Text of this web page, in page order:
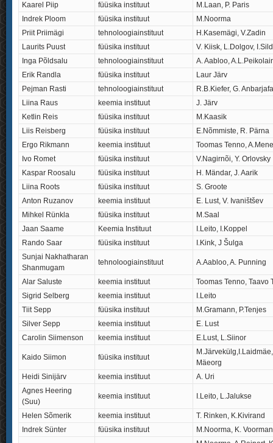
Kaarel Piip füüsika instituut
M.Laan, P. Paris
Indrek Ploom
füüsika instituut
M.Noorma
Priit Priimägi
tehnoloogiainstituut
H.Kasemägi, V.Zadin
Laurits Puust
füüsika instituut
V. Kiisk, L.Dolgov,
Inga Põldsalu
tehnoloogiainstituut
A. Aabloo,
Erik Randla
füüsika instituut
Laur Järv
Pejman Rasti
tehnoloogiainstituut
R.B.Kiefer, G.
Liina Raus
keemia instituut
J. Järv
Ketlin Reis
füüsika instituut
M.Kaasik
Liis Reisberg
füüsika instituut
E.Nõmmiste, R. Pärna
Ergo Rikmann
keemia instituut
Toomas Tenno,
Ivo Romet
füüsika instituut
V.Nagirnõi, Y. Orlovsky
Kaspar Roosalu
füüsika instituut
H. Mändar, J. Aarik
Liina Roots
füüsika instituut
S. Groote
Anton Ruzanov
keemia instituut
E. Lust, V. Ivaništšev
Mihkel Rünkla
füüsika instituut
M.Saal
Jaan Saame
Keemia Instituut
I.Leito, I.Koppel
Rando Saar
füüsika instituut
I.Kink, J Šulga
Sunjai Nakhatharan
Shanmugam
tehnoloogiainstituut A.Aabloo, A. Punning
Alar Saluste keemia instituut
Toomas Tenno, Taavo
Sigrid Selberg
keemia instituut
I.Leito
Tiit Sepp
füüsika instituut
M.Gramann, P.Tenjes
Silver Sepp
keemia instituut
E. Lust
Carolin Siimenson
keemia instituut E.Lust, L.Siinor
Kaido Siimon füüsika instituut
Mäeorg
Heidi Sinijärv
keemia instituut
A. Uri
Agnes Heering
(Suu)
keemia instituut I.Leito, L.Jalukse
Helen Sõmerik keemia instituut
T. Rinken, K.Kivirand
Indrek Sünter
füüsika instituut
M.Noorma, K.